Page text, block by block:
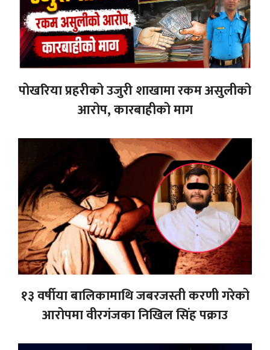
पोखरिया प्रहरीको उजुरी शाखामा रकम असुलीको
आरोप, कारबाहीको माग
१३ वर्षीया बालिकामाथि जबरजस्ती करणी गरेको
आरोपमा वीरगंजका निखिल सिंह पक्राउ